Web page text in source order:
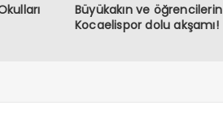
Büyükakın ve öğrencilerin
Kocaelispor dolu akşamı!